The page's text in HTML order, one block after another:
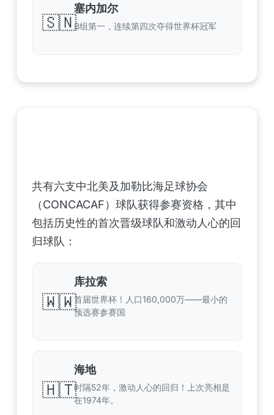
🇸🇳
塞内加尔
B组第一，连续第四次夺得世界杯冠军
共有六支中北美及加勒比海足球协会
（CONCACAF）球队获得参赛资格，其中
包括历史性的首次晋级球队和激动人心的回
归球队：
🇼🇼
库拉索
首届世界杯！人口160,000万——最小的
预选赛参赛国
🇭🇹
海地
时隔52年，激动人心的回归！上次亮相是
在1974年。